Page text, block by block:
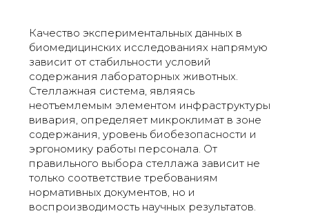
Качество экспериментальных данных в
биомедицинских исследованиях напрямую
зависит от стабильности условий
содержания лабораторных животных.
Стеллажная система, являясь
неотъемлемым элементом инфраструктуры
вивария, определяет микроклимат в зоне
содержания, уровень биобезопасности и
эргономику работы персонала. От
правильного выбора стеллажа зависит не
только соответствие требованиям
нормативных документов, но и
воспроизводимость научных результатов.